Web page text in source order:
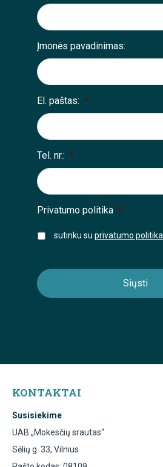
Įmonės pavadinimas:
El. paštas: *
Tel. nr.: *
Privatumo politika *
sutinku su privatumo politika
KONTAKTAI
Susisiekime
UAB „Mokesčių srautas“
Sėlių g. 33, Vilnius